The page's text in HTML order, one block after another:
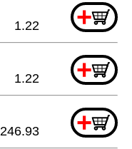
+
1.22
+
1.22
+
246.93